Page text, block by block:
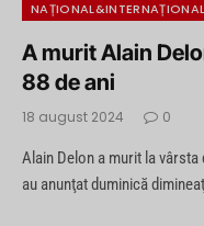
NAȚIONAL&INTERNAȚIONAL
A murit Alain
88 de ani
18 august 2024 0
Alain Delon a murit la vârsta
au anunţat duminică